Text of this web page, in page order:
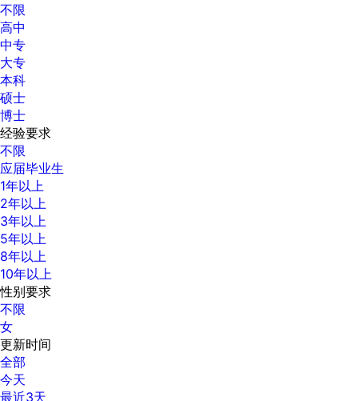
不限
高中
中专
大专
本科
硕士
博士
经验要求
不限
应届毕业生
1年以上
2年以上
3年以上
5年以上
8年以上
10年以上
性别要求
不限
女
更新时间
全部
今天
最近3天